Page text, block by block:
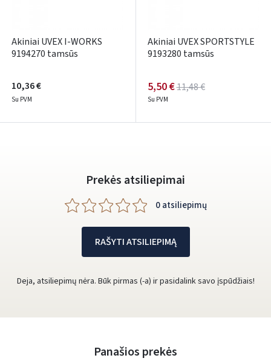
Akiniai UVEX I-WORKS
9194270 tamsūs
10,36 €
Su PVM
Akiniai UVEX SPORTSTYLE
9193280 tamsūs
5,50 €11,48 €
Su PVM
Prekės atsiliepimai
0 atsiliepimų
RAŠYTI ATSILIEPIMĄ
Deja, atsiliepimų nėra. Būk pirmas (-a) ir pasidalink savo įspūdžiais!
Panašios prekės